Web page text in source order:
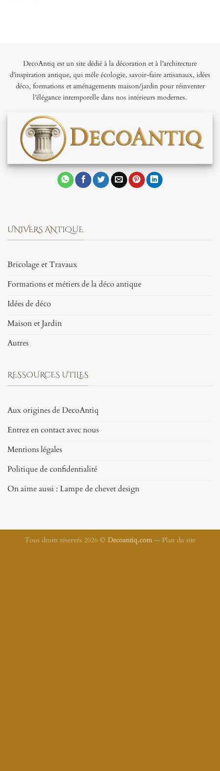
DecoAntiq est un site dédié à la décoration et à l’architecture
d’inspiration antique, qui mêle écologie, savoir-faire artisanaux, idées
déco, formations et aménagements maison/jardin pour réinventer
l’élégance intemporelle dans nos intérieurs modernes.
UNIVERS ANTIQUE
Bricolage et Travaux
Formations et métiers de la déco antique
Idées de déco
Maison et Jardin
Autres
RESSOURCES UTILES
Aux origines de DecoAntiq
Entrez en contact avec nous
Mentions légales
Politique de confidentialité
On aime aussi : Lampe de chevet design
Tous droits réservés 2026 © Decoantiq.com— Plan du site